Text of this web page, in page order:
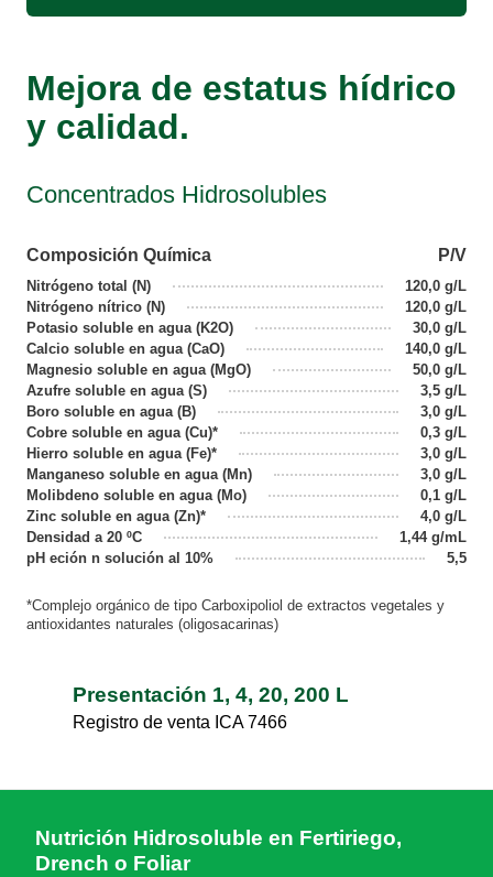
Mejora de estatus hídrico
y calidad.
Concentrados Hidrosolubles
Composición Química P/V
Nitrógeno total (N)
120,0 g/L
Nitrógeno nítrico (N)
120,0 g/L
Potasio soluble en agua (K2O)
30,0 g/L
Calcio soluble en agua (CaO)
140,0 g/L
Magnesio soluble en agua (MgO)
50,0 g/L
Azufre soluble en agua (S)
3,5 g/L
Boro soluble en agua (B)
3,0 g/L
Cobre soluble en agua (Cu)*
0,3 g/L
Hierro soluble en agua (Fe)*
3,0 g/L
Manganeso soluble en agua (Mn)
3,0 g/L
Molibdeno soluble en agua (Mo)
0,1 g/L
Zinc soluble en agua (Zn)*
4,0 g/L
Densidad a 20 ºC
1,44 g/mL
pH eción n solución al 10%
5,5
*Complejo orgánico de tipo Carboxipoliol de extractos vegetales y
antioxidantes naturales (oligosacarinas)
Presentación 1, 4, 20, 200 L
Registro de venta ICA 7466
Nutrición Hidrosoluble en Fertiriego,
Drench o Foliar